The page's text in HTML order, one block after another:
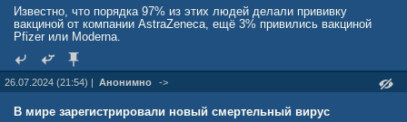
Известно, что порядка 97% из этих людей делали прививку
вакциной от компании AstraZeneca, ещё 3% привились вакциной
Pfizer или Moderna.
26.07.2024 (21:54) | Анонимно ->
В мире зарегистрировали новый смертельный вирус